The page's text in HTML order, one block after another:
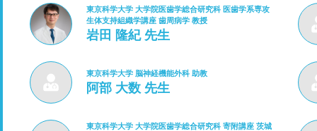
東京科学大学 大学院医歯学総合研究科 医歯学系専攻
生体支持組織学講座 歯周病学 教授
岩田 隆紀 先生
東京科学大学 脳神経機能外科 助教
阿部 大数 先生
東京科学大学 大学院医歯学総合研究科 寄附講座 茨城